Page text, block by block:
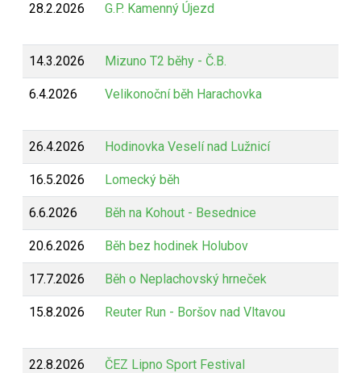
28.2.2026 G.P. Kamenný Újezd
14.3.2026 Mizuno T2 běhy - Č.B.
6.4.2026 Velikonoční běh Harachovka
26.4.2026 Hodinovka Veselí nad Lužnicí
16.5.2026 Lomecký běh
6.6.2026 Běh na Kohout - Besednice
20.6.2026 Běh bez hodinek Holubov
17.7.2026 Běh o Neplachovský hrneček
15.8.2026 Reuter Run - Boršov nad Vltavou
22.8.2026 ČEZ Lipno Sport Festival